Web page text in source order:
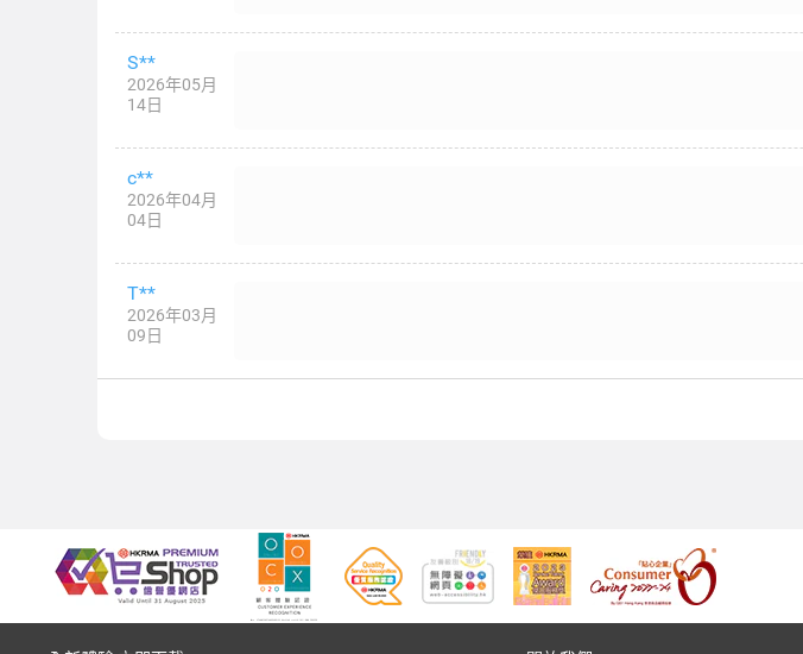
S**
2026年05月
14日
c**
2026年04月
04日
T**
2026年03月
09日